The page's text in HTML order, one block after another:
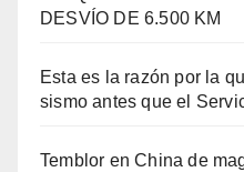
DESVÍO DE 6.500 KM
Esta es la razón por la
sismo antes que el
Temblor en China de